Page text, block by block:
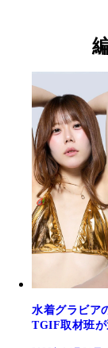
水着グラビア
TGIF取材班